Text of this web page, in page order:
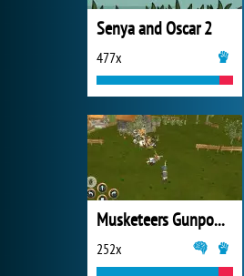
Senya and Oscar 2
477x
Musketeers Gunpowder vs Steel
252x